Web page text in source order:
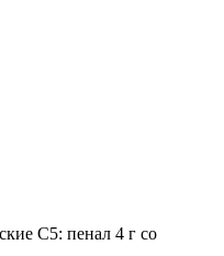
C5: пенал 4 г со